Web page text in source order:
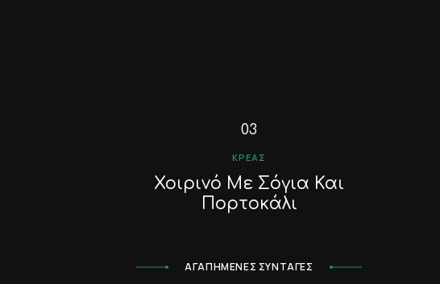
ΚΡΈΑΣ
Χοιρινό Με Σόγια Και
Πορτοκάλι
ΑΓΑΠΗΜΕΝΕΣ ΣΥΝΤΑΓΕΣ